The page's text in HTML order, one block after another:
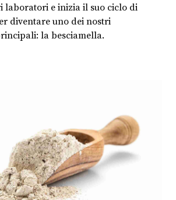
laboratori e inizia il suo ciclo di
diventare uno dei nostri
la besciamella.